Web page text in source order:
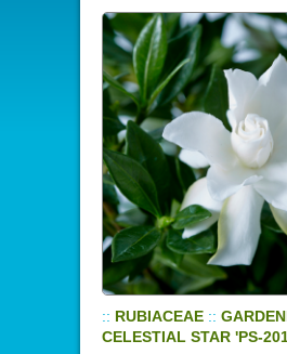
:: RUBIACEAE ::
CELESTIAL STAR 'PS-